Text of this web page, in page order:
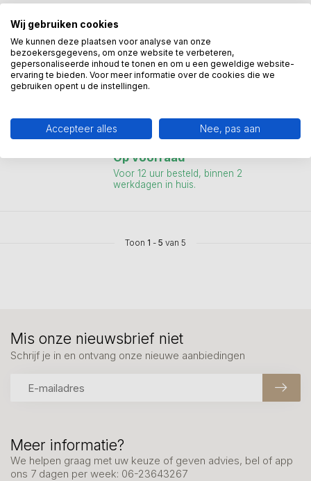
Liefdesbeeld Tijd voor elkaar
Tijd voor elkaar. Handgemaakt beeld.
Zware kwaliteit.
€218,00
Op voorraad
Voor 12 uur besteld, binnen 2
werkdagen in huis.
Toon 1 - 5 van 5
Meer informatie?
We helpen graag met uw keuze of geven advies, bel of app
ons 7 dagen per week: 06-23643267
Mis onze nieuwsbrief niet
Schrijf je in en ontvang onze nieuwe aanbiedingen
Wij gebruiken cookies
We kunnen deze plaatsen voor analyse van onze
bezoekersgegevens, om onze website te verbeteren,
gepersonaliseerde inhoud te tonen en om u een geweldige website-
ervaring te bieden. Voor meer informatie over de cookies die we
gebruiken opent u de instellingen.
Accepteer alles Nee, pas aan